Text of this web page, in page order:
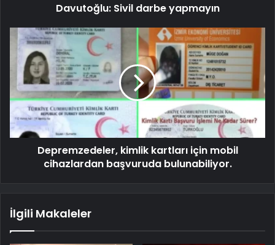
Davutoğlu: Sivil darbe yapmayın
Depremzedeler, kimlik kartları için mobil
cihazlardan başvuruda bulunabiliyor.
İlgili Makaleler